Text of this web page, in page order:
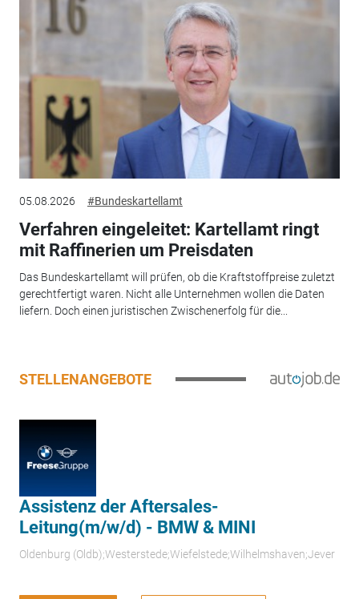
05.08.2026 #Bundeskartellamt
Verfahren eingeleitet: Kartellamt ringt
mit Raffinerien um Preisdaten
Das Bundeskartellamt will prüfen, ob die Kraftstoffpreise zuletzt
gerechtfertigt waren. Nicht alle Unternehmen wollen die Daten
liefern. Doch einen juristischen Zwischenerfolg für die...
STELLENANGEBOTE
Assistenz der Aftersales-
Leitung(m/w/d) - BMW & MINI
Oldenburg (Oldb);Westerstede;Wiefelstede;Wilhelmshaven;Jever